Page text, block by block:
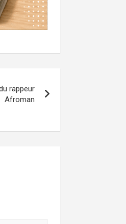
rappeur
Afroman